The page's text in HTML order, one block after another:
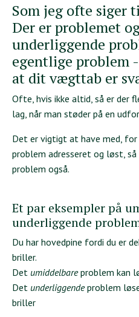
Som jeg ofte siger
Der er problemet
underliggende
egentlige problem
at dit vægttab er
Ofte, hvis ikke altid, så er der
lag, når man støder på en
Det er vigtigt at have med,
problem adresseret og løst,
problem også.
Et par eksempler på
underliggende
Du har hovedpine fordi du er
briller.
Det umiddelbareproblem kan
Det underliggendeproblem
briller